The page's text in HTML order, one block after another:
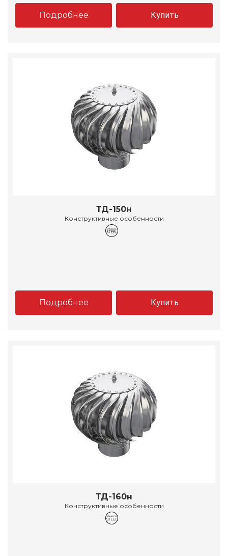
Подробнее Купить
ТД-150н
Конструктивные особенности
Подробнее Купить
ТД-160н
Конструктивные особенности